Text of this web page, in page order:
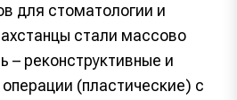
для стоматологии и
стали массово
– реконструктивные и
(пластические) с